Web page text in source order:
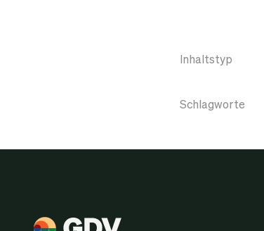
Inhaltstyp
Schlagworte